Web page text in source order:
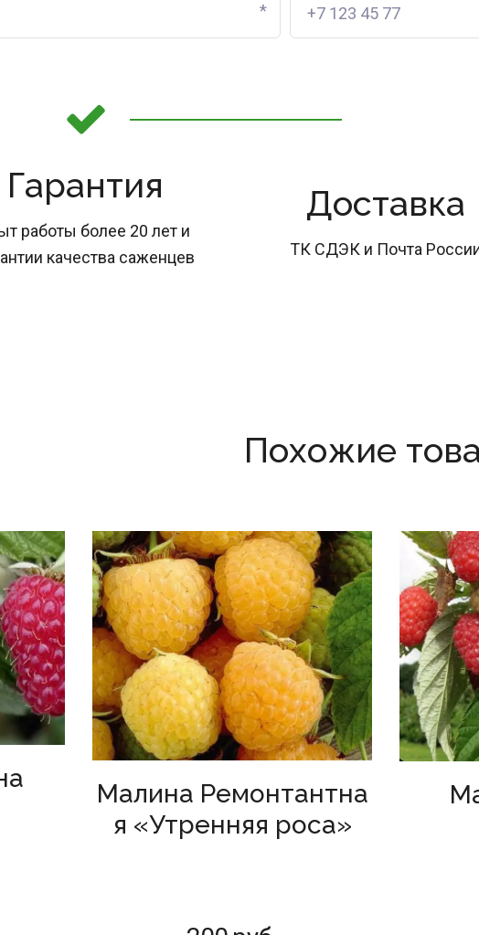
*
Гарантия
работы более 20 лет и
качества саженцев
Доставка
ТК СДЭК и Почта
Похожие
Малина Ремонтантна
я «Утренняя роса»